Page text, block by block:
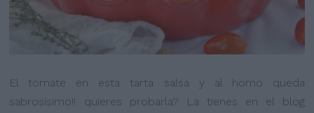
El tomate en esta tarta salsa y al horno queda
sabrosísimo!! quieres probarla? La tienes en el blog